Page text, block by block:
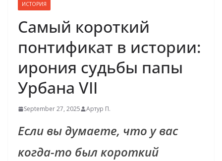
ИСТОРИЯ
Самый короткий
понтификат в истории:
ирония судьбы папы
Урбана VII
September 27, 2025 Артур П.
Если вы думаете, что у вас
когда-то был короткий